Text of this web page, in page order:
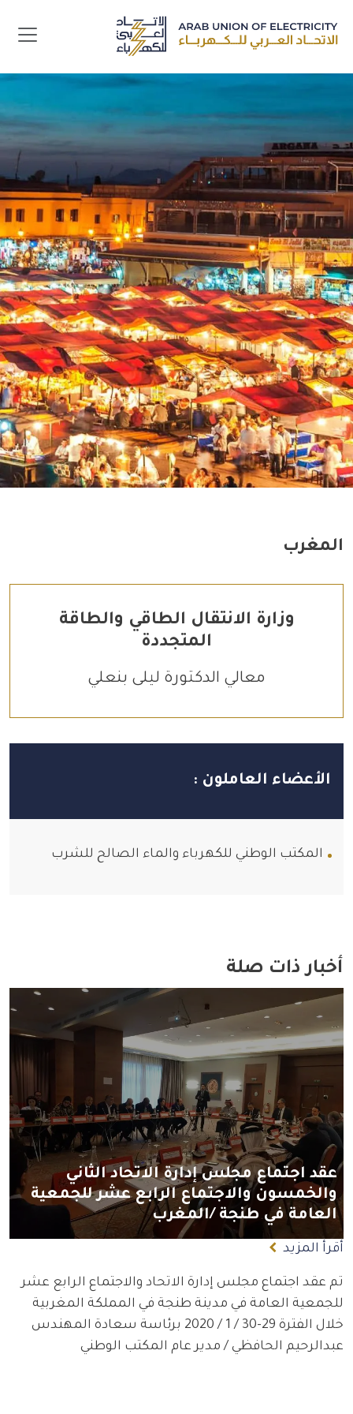
المغرب
وزارة الانتقال الطاقي والطاقة
المتجددة
معالي الدكتورة ليلى بنعلي
الأعضاء العاملون
المكتب الوطني للكهرباء والماء الصالح للشرب
أخبار ذات صلة
عقد اجتماع مجلس إدارة الاتحاد الثاني
والخمسون والاجتماع الرابع عشر للجمعية
العامة في طنجة /المغرب
أقرأ المزيد
تم عقد اجتماع مجلس إدارة الاتحاد والاجتماع الرابع عشر
للجمعية العامة في مدينة طنجة في المملكة المغربية
خلال الفترة 29-30 / 1 / 2020 برئاسة سعادة المهندس
عبدالرحيم الحافظي / مدير عام المكتب الوطني